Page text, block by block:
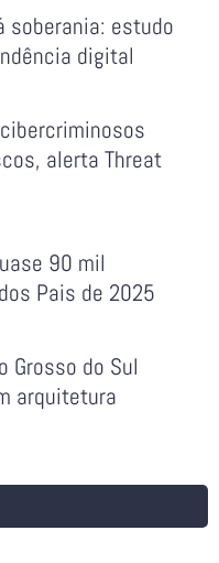
soberania: estudo
digital
alerta Threat
90 mil
Pais de 2025
Grosso do Sul
arquitetura